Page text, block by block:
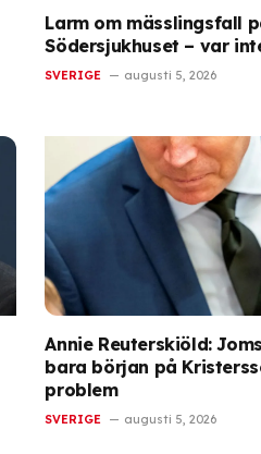
Larm om mässlingsfall
Södersjukhuset – var
SVERIGE augusti 5, 2026
Annie Reuterskiöld:
bara början på
problem
SVERIGE augusti 5, 2026